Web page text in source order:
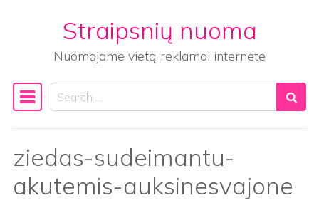
Straipsnių nuoma
Nuomojame vietą reklamai internete
Main Navigation
Search
ziedas-sudeimantu-
akutemis-auksinesvajone